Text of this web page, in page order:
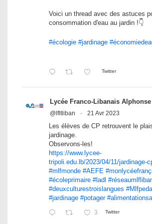
Voici un thread avec des astuces
consommation d'eau au jardin !👇
#écologie #jardinage
Twitter
Lycée Franco-Libanais
@lfltliban · 21 Avr 2023
Les élèves de CP retrouvent le
jardinage.
Observons-les!
https://www.lycee-
tripoli.edu.lb/2023/04/11/jardinage-
#mlfmonde #AEFE
#écoleprimaire #ladl
#deuxculturestroislangues
#jardinage #potager
3 Twitter